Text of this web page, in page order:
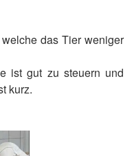
das Tier weniger
zu steuern und
kurz.